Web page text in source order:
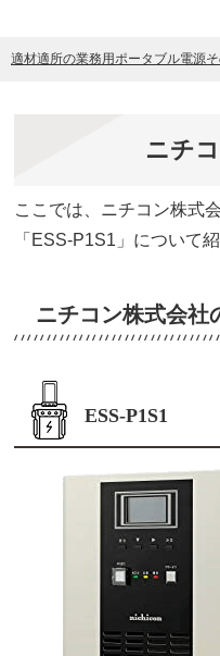
適材適所の業務用ポータブル電源
ニチ
ここでは、ニチコン株式
「ESS-P1S1」について
ニチコン株式会社
ESS-P1S1